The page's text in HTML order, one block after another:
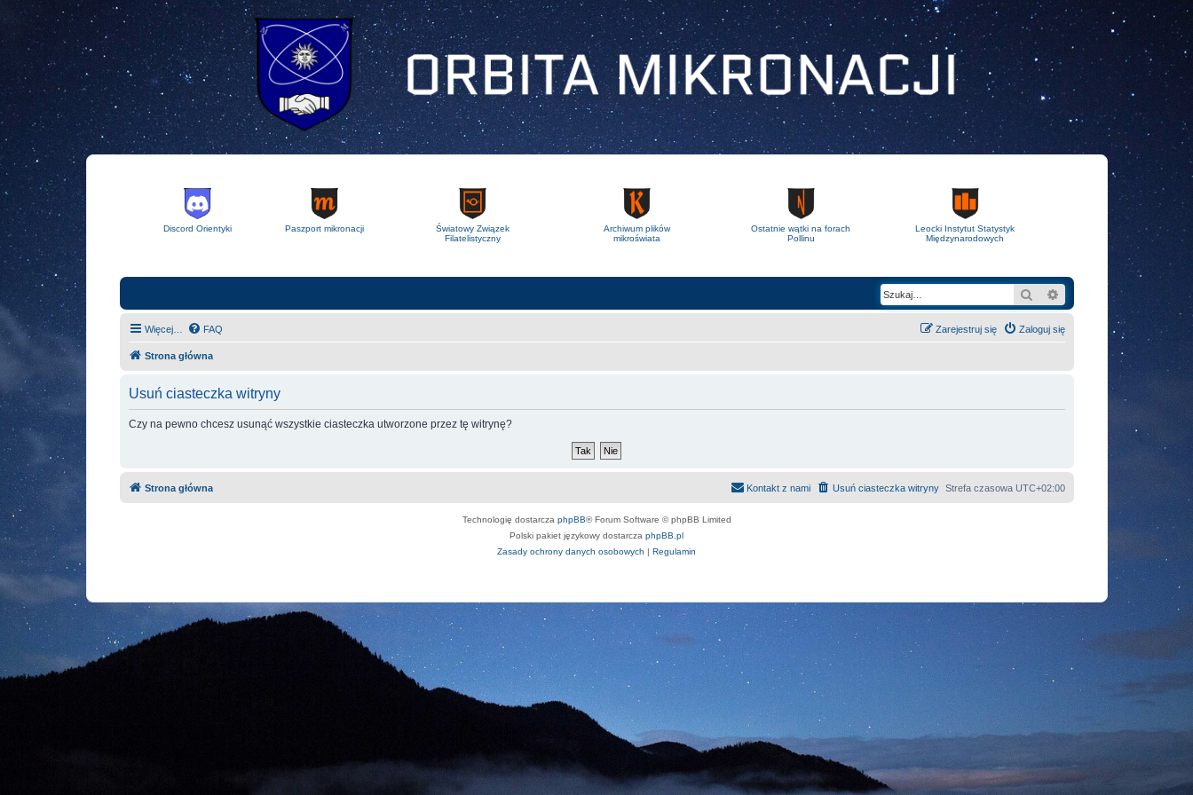
Discord Orientyki Paszport mikronacji
Światowy Związek
Filatelistyczny
Archiwum plików
mikroświata
Ostatnie wątki na forach
Pollinu
Leocki Instytut Statystyk
Międzynarodowych
Szukaj Wyszukiwanie
Więcej… FAQ Zaloguj się
Zarejestruj się
Strona główna
Usuń ciasteczka witryny
Czy na pewno chcesz usunąć wszystkie ciasteczka utworzone przez tę witrynę?
Strona główna Strefa czasowa UTC+02:00
Usuń ciasteczka witryny
Kontakt z nami
Technologię dostarcza phpBB® Forum Software © phpBB Limited
Polski pakiet językowy dostarcza phpBB.pl
Zasady ochrony danych osobowych | Regulamin